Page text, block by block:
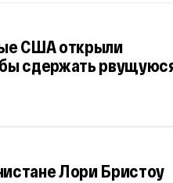
США открыли
сдержать
Лори Бристоу